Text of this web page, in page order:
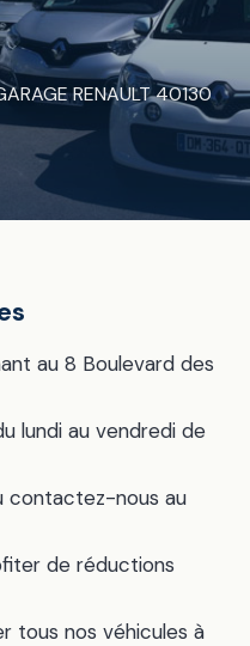
RENAULT 40130
au 8 Boulevard des
lundi au vendredi de
contactez-nous au
de réductions
tous nos véhicules à